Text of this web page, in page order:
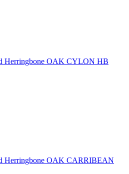
Herringbone OAK CYLON HB
Herringbone OAK CARRIBEAN